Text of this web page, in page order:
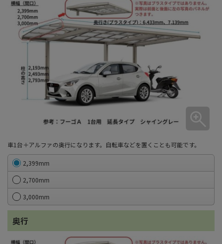
車1台＋アルファの奥行になります。自転車などを置くことも可能です。
2,399mm
2,700mm
3,000mm
奥行